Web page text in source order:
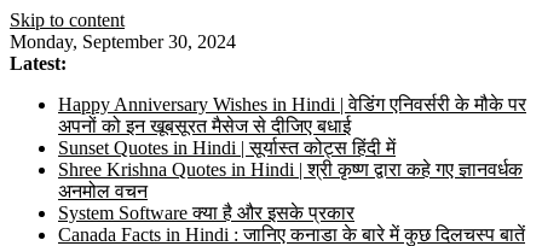
Skip to content
Monday, September 30, 2024
Latest:
Happy Anniversary Wishes in Hindi | वेडिंग एनिवर्सरी के मौके पर
अपनों को इन खूबसूरत मैसेज से दीजिए बधाई
Sunset Quotes in Hindi | सूर्यास्त कोट्स हिंदी में
Shree Krishna Quotes in Hindi | श्री कृष्ण द्वारा कहे गए ज्ञानवर्धक
अनमोल वचन
System Software क्या है और इसके प्रकार
Canada Facts in Hindi : जानिए कनाडा के बारे में कुछ दिलचस्प बातें